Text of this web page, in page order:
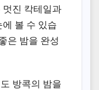
멋진 칵테일과
볼 수 있습
은 밤을 완성
방콕의 밤을